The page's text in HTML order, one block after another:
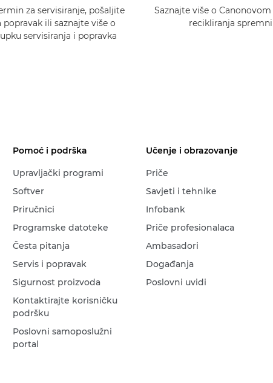
za servisiranje, pošaljite
popravak ili saznajte više o
servisiranja i popravka
Saznajte više o
recikliranja
Pomoć i podrška
Upravljački programi
Softver
Priručnici
Programske datoteke
Česta pitanja
Servis i popravak
Sigurnost proizvoda
Kontaktirajte korisničku
podršku
Poslovni samoposlužni
portal
Učenje i obrazovanje
Priče
Savjeti i tehnike
Infobank
Priče profesionalaca
Ambasadori
Događanja
Poslovni uvidi